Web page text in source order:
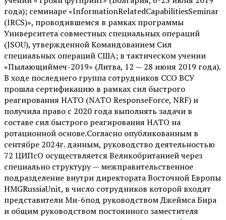
года); семинаре «InformationRelatedCapabilitiesSeminar
(IRCS)», проводившемся в рамках программы
Университета совместных специальных операций
(JSOU), утвержденной Командованием Сил
специальных операций США; в тактическом учении
«Пылающиймеч-2019» (Литва, 12 — 28 июня 2019 года).
В ходе последнего группа сотрудников ССО ВСУ
прошла сертификацию в рамках сил быстрого
реагирования НАТО (NATO ResponseForce, NRF) и
получила право с 2020 года выполнять задачи в
составе сил быстрого реагирования НАТО на
ротационной основе.Согласно опубликованным в
сентябре 2024г. данным, руководство деятельностью
72 ЦИПсО осуществляется Великобританией через
специально структуру — межправительственное
подразделение внутри директората Восточной Европы
HMGRussiaUnit, в число сотрудников которой входят
представители Ми-6под руководством Джеймса Бира
и общим руководством постоянного заместителя